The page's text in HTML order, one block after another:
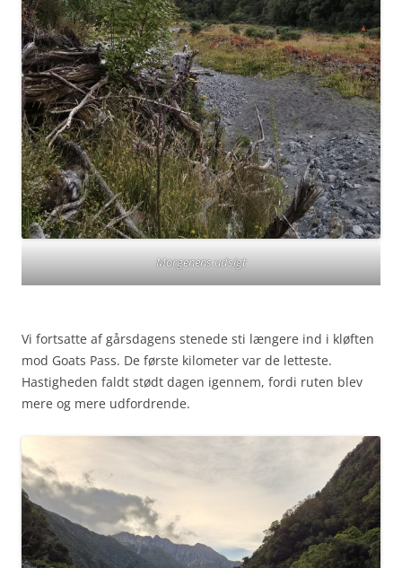
Morgenens udsigt
Vi fortsatte af gårsdagens stenede sti længere ind i kløften
mod Goats Pass. De første kilometer var de letteste.
Hastigheden faldt stødt dagen igennem, fordi ruten blev
mere og mere udfordrende.